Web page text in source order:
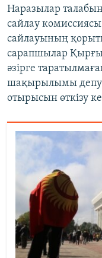
Наразылар
сайлау
сайлауының
сарапшылар
әзірге
шақырылымы
отырысын өткізу